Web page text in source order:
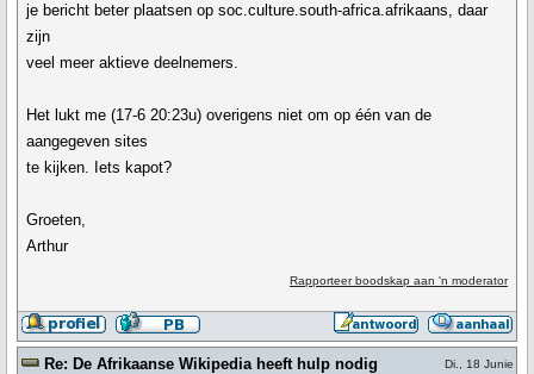
je bericht beter plaatsen op soc.culture.south-africa.afrikaans, daar
zijn
veel meer aktieve deelnemers.
Het lukt me (17-6 20:23u) overigens niet om op één van de
aangegeven sites
te kijken. Iets kapot?
Groeten,
Arthur
Rapporteer boodskap aan 'n moderator
Re: De Afrikaanse Wikipedia heeft hulp nodig
Di., 18 Junie